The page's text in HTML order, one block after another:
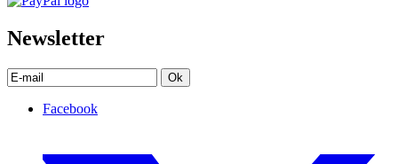
Newsletter
Ok
Facebook